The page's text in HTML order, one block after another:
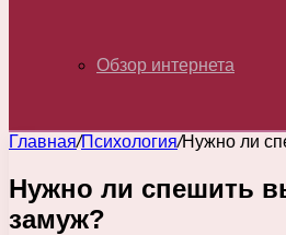
Обзор интернета
Главная/Психология/Нужно ли
Нужно ли спешить
замуж?